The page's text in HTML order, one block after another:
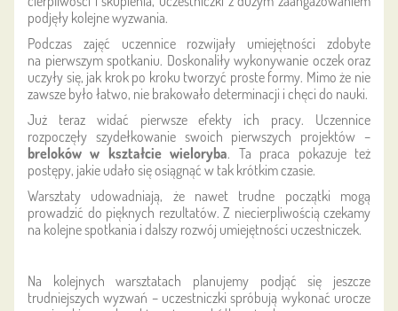
podjęły kolejne wyzwania.
Podczas zajęć uczennice rozwijały umiejętności zdobyte
na pierwszym spotkaniu. Doskonaliły wykonywanie oczek oraz
uczyły się, jak krok po kroku tworzyć proste formy. Mimo że nie
zawsze było łatwo, nie brakowało determinacji i chęci do nauki.
Już teraz widać pierwsze efekty ich pracy. Uczennice
rozpoczęły szydełkowanie swoich pierwszych projektów –
breloków w kształcie wieloryba. Ta praca pokazuje też
postępy, jakie udało się osiągnąć w tak krótkim czasie.
Warsztaty udowadniają, że nawet trudne początki mogą
prowadzić do pięknych rezultatów. Z niecierpliwością czekamy
na kolejne spotkania i dalszy rozwój umiejętności uczestniczek.
Na kolejnych warsztatach planujemy podjąć się jeszcze
trudniejszych wyzwań – uczestniczki spróbują wykonać urocze